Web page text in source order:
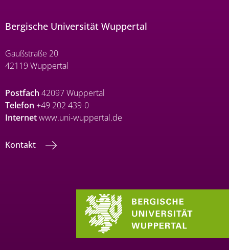
Bergische Universität Wuppertal
Gaußstraße 20
42119 Wuppertal
Postfach 42097 Wuppertal
Telefon +49 202 439-0
Internetwww.uni-wuppertal.de
Kontakt